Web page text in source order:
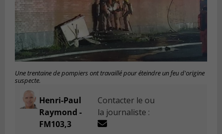
Une trentaine de pompiers ont travaillé pour éteindre un feu d'origine
suspecte.
Henri-Paul
Raymond -
FM103,3
Contacter le ou
la journaliste :